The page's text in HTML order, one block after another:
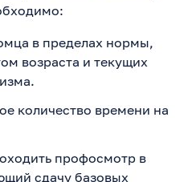
в пределах нормы,
возраста и текущих
количество времени на
профосмотр в
сдачу базовых